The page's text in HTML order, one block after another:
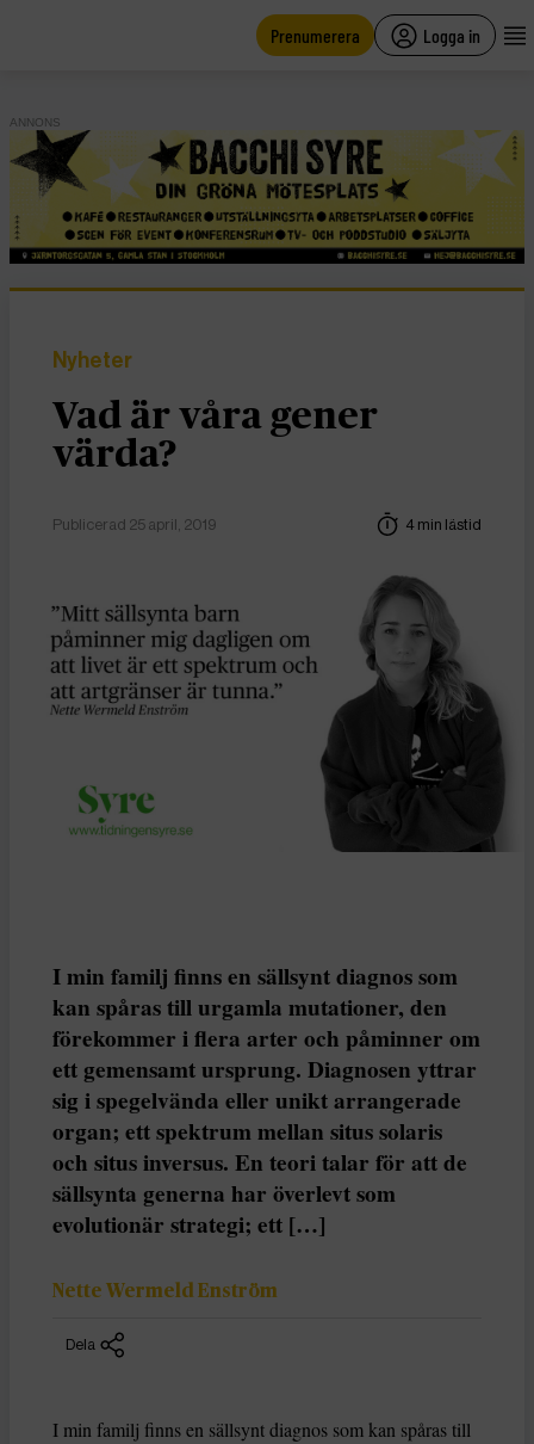
Prenumerera Logga in
ANNONS
Nyheter
Vad är våra gener
värda?
Publicerad 25 april, 2019 4 min lästid
I min familj finns en sällsynt diagnos som
kan spåras till urgamla mutationer, den
förekommer i flera arter och påminner om
ett gemensamt ursprung. Diagnosen yttrar
sig i spegelvända eller unikt arrangerade
organ; ett spektrum mellan situs solaris
och situs inversus. En teori talar för att de
sällsynta generna har överlevt som
evolutionär strategi; ett […]
Nette Wermeld Enström
Dela
I min familj finns en sällsynt diagnos som kan spåras till